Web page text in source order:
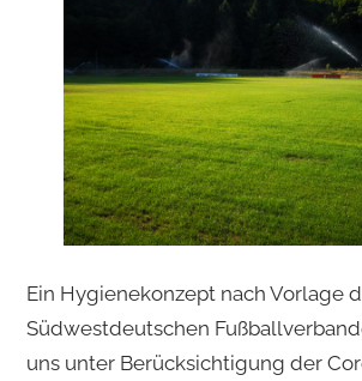
Ein Hygienekonzept nach Vorlage
Südwestdeutschen
uns unter Berücksichtigung der